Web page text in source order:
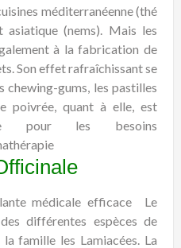
méditerranéenne (thé
(nems). Mais les
à la fabrication de
Son effet rafraîchissant se
chewing-gums, les pastilles
poivrée, quant à elle, est
pour les besoins
médicale efficace
Le
différentes espèces de
famille les Lamiacées. La